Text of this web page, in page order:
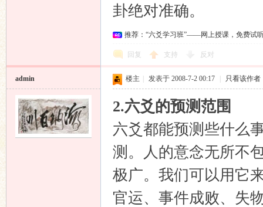
卦绝对准确。
推荐：“六爻学习班”——网上授课，免费试
回复 支持 反对
admin 楼主 发表于 2008-7-2 00:17 只看该作者
2.六爻的预测范围
六爻都能预测些什么
测。人的意念无所不
极广。我们可以用它
官运、事件成败、失